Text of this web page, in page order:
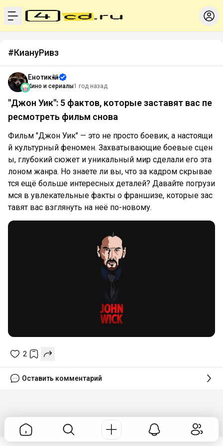
menu
#КиануРивз
Енотик🦝
Кино и сериалы1 год назад
"Джон Уик": 5 фактов, которые заставят вас пе
ресмотреть фильм снова
Фильм "Джон Уик" — это не просто боевик, а настоящи
й культурный феномен. Захватывающие боевые сцен
ы, глубокий сюжет и уникальный мир сделали его эта
лоном жанра. Но знаете ли вы, что за кадром скрывае
тся ещё больше интересных деталей? Давайте погрузи
мся в увлекательные факты о франшизе, которые зас
тавят вас взглянуть на неё по-новому.
2
Оставить комментарий